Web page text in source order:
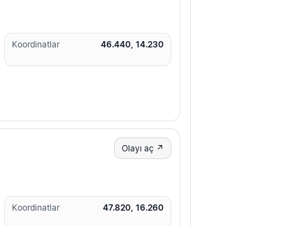
Koordinatlar 46.440, 14.230
Olayı aç ↗
Koordinatlar 47.820, 16.260